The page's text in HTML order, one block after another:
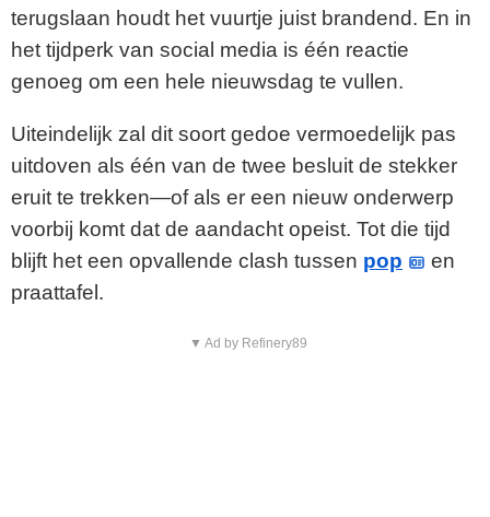
terugslaan houdt het vuurtje juist brandend. En in
het tijdperk van social media is één reactie
genoeg om een hele nieuwsdag te vullen.
Uiteindelijk zal dit soort gedoe vermoedelijk pas
uitdoven als één van de twee besluit de stekker
eruit te trekken—of als er een nieuw onderwerp
voorbij komt dat de aandacht opeist. Tot die tijd
blijft het een opvallende clash tussen pop
en
praattafel.
▼ Ad by Refinery89